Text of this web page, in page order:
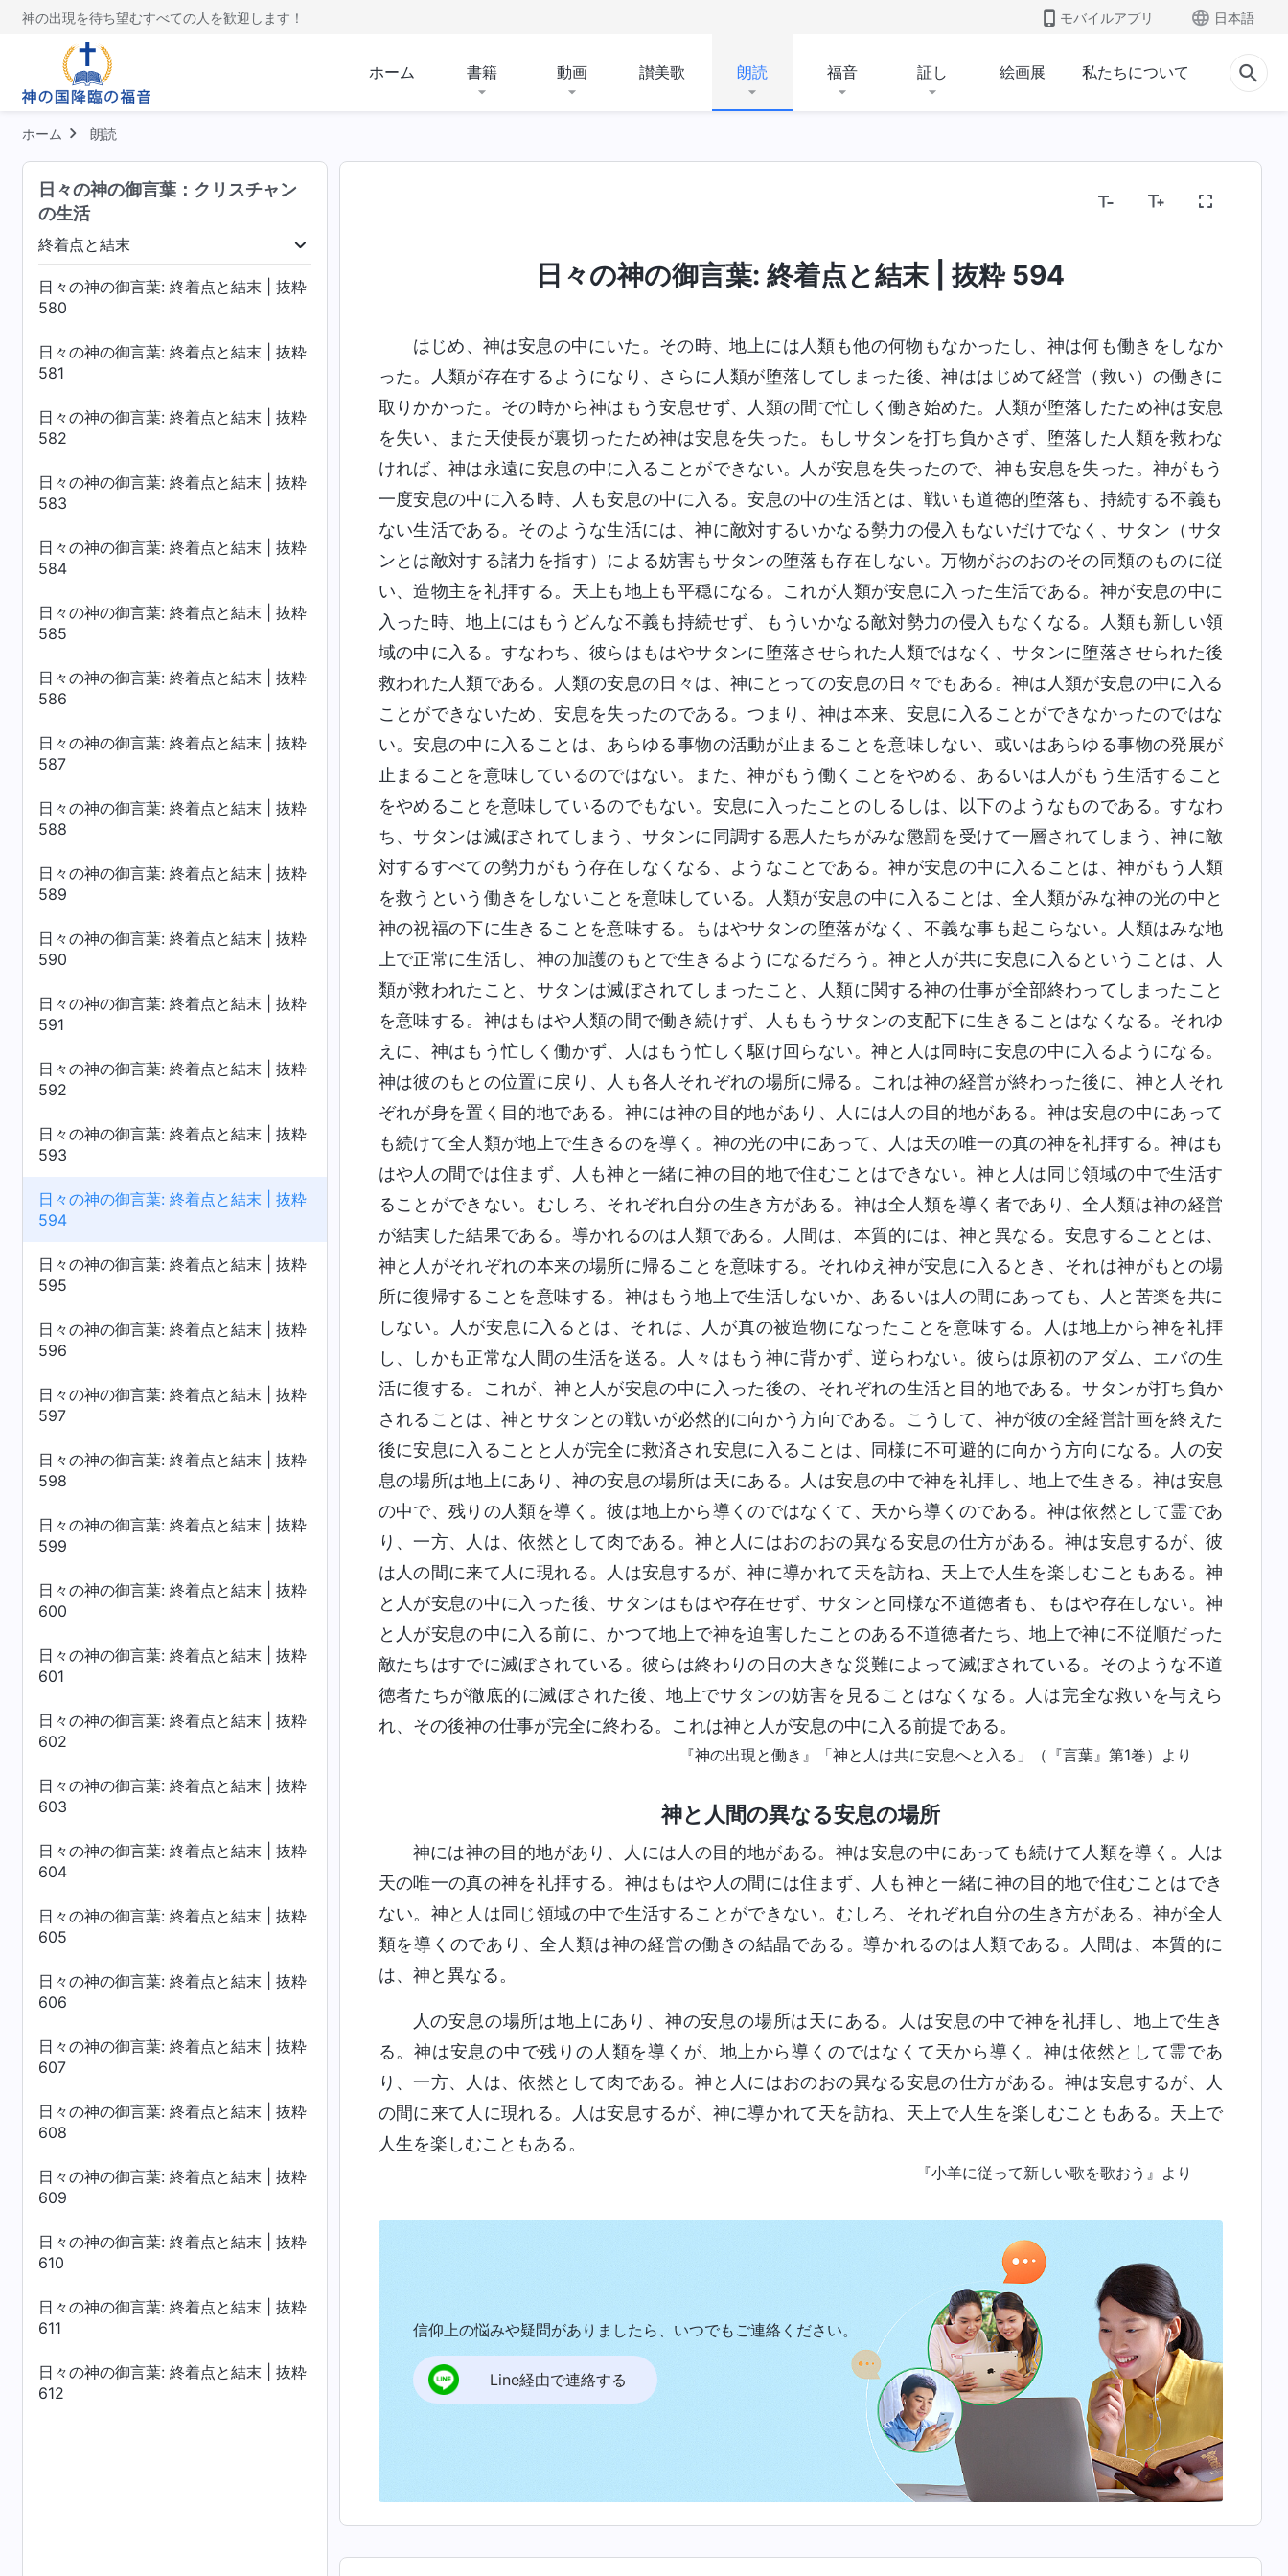
神の出現を待ち望むすべての人を歓迎します！ モバイルアプリ 日本語
ホーム 書籍 動画 讃美歌 朗読 福音 証し 絵画展 私たちについて
ホーム 朗読
日々の神の御言葉：クリスチャン
の生活
終着点と結末
いのちへの入り 終着点と結末
日々の神の御言葉: 終着点と結末 | 抜粋
580
日々の神の御言葉: 終着点と結末 | 抜粋
581
日々の神の御言葉: 終着点と結末 | 抜粋
582
日々の神の御言葉: 終着点と結末 | 抜粋
583
日々の神の御言葉: 終着点と結末 | 抜粋
584
日々の神の御言葉: 終着点と結末 | 抜粋
585
日々の神の御言葉: 終着点と結末 | 抜粋
586
日々の神の御言葉: 終着点と結末 | 抜粋
587
日々の神の御言葉: 終着点と結末 | 抜粋
588
日々の神の御言葉: 終着点と結末 | 抜粋
589
日々の神の御言葉: 終着点と結末 | 抜粋
590
日々の神の御言葉: 終着点と結末 | 抜粋
591
日々の神の御言葉: 終着点と結末 | 抜粋
592
日々の神の御言葉: 終着点と結末 | 抜粋
593
日々の神の御言葉: 終着点と結末 | 抜粋
594
日々の神の御言葉: 終着点と結末 | 抜粋
595
日々の神の御言葉: 終着点と結末 | 抜粋
596
日々の神の御言葉: 終着点と結末 | 抜粋
597
日々の神の御言葉: 終着点と結末 | 抜粋
598
日々の神の御言葉: 終着点と結末 | 抜粋
599
日々の神の御言葉: 終着点と結末 | 抜粋
600
日々の神の御言葉: 終着点と結末 | 抜粋
601
日々の神の御言葉: 終着点と結末 | 抜粋
602
日々の神の御言葉: 終着点と結末 | 抜粋
603
日々の神の御言葉: 終着点と結末 | 抜粋
604
日々の神の御言葉: 終着点と結末 | 抜粋
605
日々の神の御言葉: 終着点と結末 | 抜粋
606
日々の神の御言葉: 終着点と結末 | 抜粋
607
日々の神の御言葉: 終着点と結末 | 抜粋
608
日々の神の御言葉: 終着点と結末 | 抜粋
609
日々の神の御言葉: 終着点と結末 | 抜粋
610
日々の神の御言葉: 終着点と結末 | 抜粋
611
日々の神の御言葉: 終着点と結末 | 抜粋
612
日々の神の御言葉: 終着点と結末 | 抜粋 594
はじめ、神は安息の中にいた。その時、地上には人類も他の何物もなかったし、神は何も働きをしなか
った。人類が存在するようになり、さらに人類が堕落してしまった後、神ははじめて経営（救い）の働きに
取りかかった。その時から神はもう安息せず、人類の間で忙しく働き始めた。人類が堕落したため神は安息
を失い、また天使長が裏切ったため神は安息を失った。もしサタンを打ち負かさず、堕落した人類を救わな
ければ、神は永遠に安息の中に入ることができない。人が安息を失ったので、神も安息を失った。神がもう
一度安息の中に入る時、人も安息の中に入る。安息の中の生活とは、戦いも道徳的堕落も、持続する不義も
ない生活である。そのような生活には、神に敵対するいかなる勢力の侵入もないだけでなく、サタン（サタ
ンとは敵対する諸力を指す）による妨害もサタンの堕落も存在しない。万物がおのおのその同類のものに従
い、造物主を礼拝する。天上も地上も平穏になる。これが人類が安息に入った生活である。神が安息の中に
入った時、地上にはもうどんな不義も持続せず、もういかなる敵対勢力の侵入もなくなる。人類も新しい領
域の中に入る。すなわち、彼らはもはやサタンに堕落させられた人類ではなく、サタンに堕落させられた後
救われた人類である。人類の安息の日々は、神にとっての安息の日々でもある。神は人類が安息の中に入る
ことができないため、安息を失ったのである。つまり、神は本来、安息に入ることができなかったのではな
い。安息の中に入ることは、あらゆる事物の活動が止まることを意味しない、或いはあらゆる事物の発展が
止まることを意味しているのではない。また、神がもう働くことをやめる、あるいは人がもう生活すること
をやめることを意味しているのでもない。安息に入ったことのしるしは、以下のようなものである。すなわ
ち、サタンは滅ぼされてしまう、サタンに同調する悪人たちがみな懲罰を受けて一層されてしまう、神に敵
対するすべての勢力がもう存在しなくなる、ようなことである。神が安息の中に入ることは、神がもう人類
を救うという働きをしないことを意味している。人類が安息の中に入ることは、全人類がみな神の光の中と
神の祝福の下に生きることを意味する。もはやサタンの堕落がなく、不義な事も起こらない。人類はみな地
上で正常に生活し、神の加護のもとで生きるようになるだろう。神と人が共に安息に入るということは、人
類が救われたこと、サタンは滅ぼされてしまったこと、人類に関する神の仕事が全部終わってしまったこと
を意味する。神はもはや人類の間で働き続けず、人ももうサタンの支配下に生きることはなくなる。それゆ
えに、神はもう忙しく働かず、人はもう忙しく駆け回らない。神と人は同時に安息の中に入るようになる。
神は彼のもとの位置に戻り、人も各人それぞれの場所に帰る。これは神の経営が終わった後に、神と人それ
ぞれが身を置く目的地である。神には神の目的地があり、人には人の目的地がある。神は安息の中にあって
も続けて全人類が地上で生きるのを導く。神の光の中にあって、人は天の唯一の真の神を礼拝する。神はも
はや人の間では住まず、人も神と一緒に神の目的地で住むことはできない。神と人は同じ領域の中で生活す
ることができない。むしろ、それぞれ自分の生き方がある。神は全人類を導く者であり、全人類は神の経営
が結実した結果である。導かれるのは人類である。人間は、本質的には、神と異なる。安息することとは、
神と人がそれぞれの本来の場所に帰ることを意味する。それゆえ神が安息に入るとき、それは神がもとの場
所に復帰することを意味する。神はもう地上で生活しないか、あるいは人の間にあっても、人と苦楽を共に
しない。人が安息に入るとは、それは、人が真の被造物になったことを意味する。人は地上から神を礼拝
し、しかも正常な人間の生活を送る。人々はもう神に背かず、逆らわない。彼らは原初のアダム、エバの生
活に復する。これが、神と人が安息の中に入った後の、それぞれの生活と目的地である。サタンが打ち負か
されることは、神とサタンとの戦いが必然的に向かう方向である。こうして、神が彼の全経営計画を終えた
後に安息に入ることと人が完全に救済され安息に入ることは、同様に不可避的に向かう方向になる。人の安
息の場所は地上にあり、神の安息の場所は天にある。人は安息の中で神を礼拝し、地上で生きる。神は安息
の中で、残りの人類を導く。彼は地上から導くのではなくて、天から導くのである。神は依然として霊であ
り、一方、人は、依然として肉である。神と人にはおのおの異なる安息の仕方がある。神は安息するが、彼
は人の間に来て人に現れる。人は安息するが、神に導かれて天を訪ね、天上で人生を楽しむこともある。神
と人が安息の中に入った後、サタンはもはや存在せず、サタンと同様な不道徳者も、もはや存在しない。神
と人が安息の中に入る前に、かつて地上で神を迫害したことのある不道徳者たち、地上で神に不従順だった
敵たちはすでに滅ぼされている。彼らは終わりの日の大きな災難によって滅ぼされている。そのような不道
徳者たちが徹底的に滅ぼされた後、地上でサタンの妨害を見ることはなくなる。人は完全な救いを与えら
れ、その後神の仕事が完全に終わる。これは神と人が安息の中に入る前提である。
『神の出現と働き』「神と人は共に安息へと入る」（『言葉』第1巻）より
神と人間の異なる安息の場所
神には神の目的地があり、人には人の目的地がある。神は安息の中にあっても続けて人類を導く。人は
天の唯一の真の神を礼拝する。神はもはや人の間には住まず、人も神と一緒に神の目的地で住むことはでき
ない。神と人は同じ領域の中で生活することができない。むしろ、それぞれ自分の生き方がある。神が全人
類を導くのであり、全人類は神の経営の働きの結晶である。導かれるのは人類である。人間は、本質的に
は、神と異なる。
人の安息の場所は地上にあり、神の安息の場所は天にある。人は安息の中で神を礼拝し、地上で生き
る。神は安息の中で残りの人類を導くが、地上から導くのではなくて天から導く。神は依然として霊であ
り、一方、人は、依然として肉である。神と人にはおのおの異なる安息の仕方がある。神は安息するが、人
の間に来て人に現れる。人は安息するが、神に導かれて天を訪ね、天上で人生を楽しむこともある。天上で
人生を楽しむこともある。
『小羊に従って新しい歌を歌おう』より
信仰上の悩みや疑問がありましたら、いつでもご連絡ください。
Line経由で連絡する